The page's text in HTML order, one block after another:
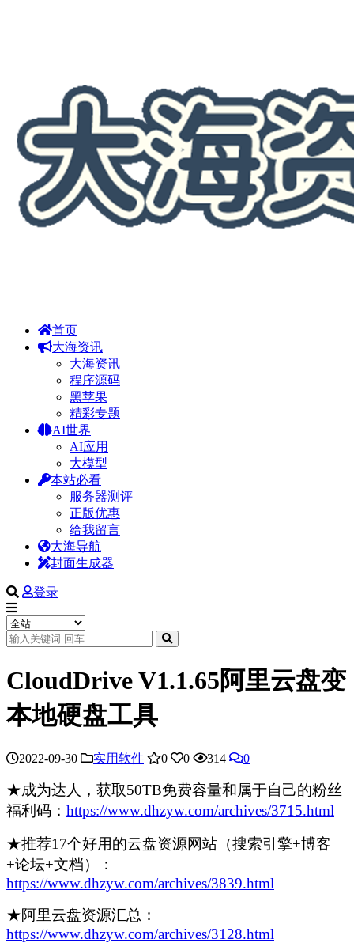
首页
大海资讯
大海资讯
程序源码
黑苹果
精彩专题
AI世界
AI应用
大模型
本站必看
服务器测评
正版优惠
给我留言
大海导航
封面生成器
登录
CloudDrive V1.1.65阿里云盘变
本地硬盘工具
2022-09-30 实用软件 0 0 314 0
★成为达人，获取50TB免费容量和属于自己的粉丝
福利码： https://www.dhzyw.com/archives/3715.html
★推荐17个好用的云盘资源网站（搜索引擎+博客
+论坛+文档）：
https://www.dhzyw.com/archives/3839.html
★阿里云盘资源汇总：
https://www.dhzyw.com/archives/3128.html